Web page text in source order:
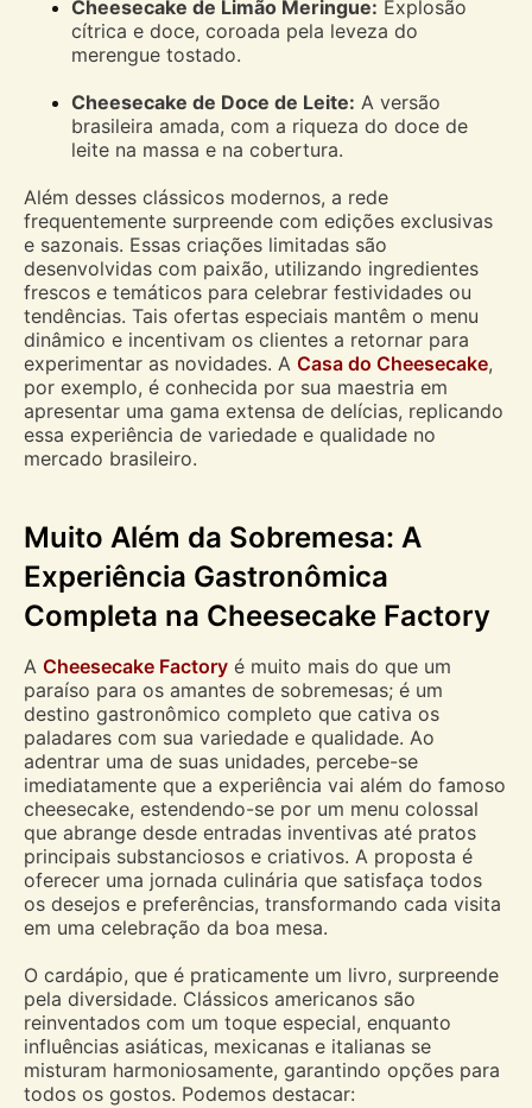
Cheesecake de Limão Meringue: Explosão
cítrica e doce, coroada pela leveza do
merengue tostado.
Cheesecake de Doce de Leite: A versão
brasileira amada, com a riqueza do doce de
leite na massa e na cobertura.
Além desses clássicos modernos, a rede
frequentemente surpreende com edições exclusivas
e sazonais. Essas criações limitadas são
desenvolvidas com paixão, utilizando ingredientes
frescos e temáticos para celebrar festividades ou
tendências. Tais ofertas especiais mantêm o menu
dinâmico e incentivam os clientes a retornar para
experimentar as novidades. A Casa do Cheesecake,
por exemplo, é conhecida por sua maestria em
apresentar uma gama extensa de delícias, replicando
essa experiência de variedade e qualidade no
mercado brasileiro.
Muito Além da Sobremesa: A
Experiência Gastronômica
Completa na Cheesecake Factory
A Cheesecake Factory é muito mais do que um
paraíso para os amantes de sobremesas; é um
destino gastronômico completo que cativa os
paladares com sua variedade e qualidade. Ao
adentrar uma de suas unidades, percebe-se
imediatamente que a experiência vai além do famoso
cheesecake, estendendo-se por um menu colossal
que abrange desde entradas inventivas até pratos
principais substanciosos e criativos. A proposta é
oferecer uma jornada culinária que satisfaça todos
os desejos e preferências, transformando cada visita
em uma celebração da boa mesa.
O cardápio, que é praticamente um livro, surpreende
pela diversidade. Clássicos americanos são
reinventados com um toque especial, enquanto
influências asiáticas, mexicanas e italianas se
misturam harmoniosamente, garantindo opções para
todos os gostos. Podemos destacar: